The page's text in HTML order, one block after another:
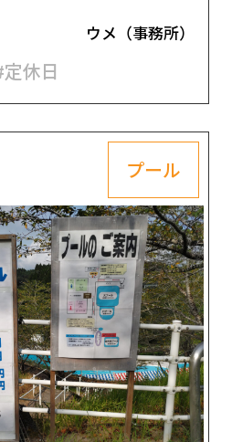
ウメ（事務所）
休日
プール